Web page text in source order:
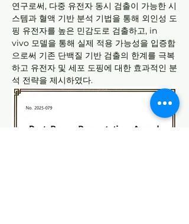
연구로써, 다중 유전자 동시 검출이 가능한 시
스템과 혈액 기반 분석 기법을 통해 외인성 도
핑 유전자를 높은 민감도로 검출하고, in
vivo 모델을 통해 실제 적용 가능성을 입증함
으로써 기존 단백질 기반 검출의 한계를 극복
하고 유전자 및 세포 도핑에 대한 효과적인 분
석 전략을 제시하였다.